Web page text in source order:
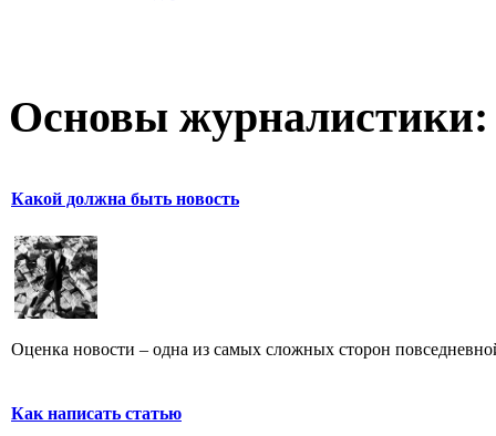
Основы журналистики:
Какой должна быть новость
Оценка новости – одна из самых сложных сторон
Как написать статью